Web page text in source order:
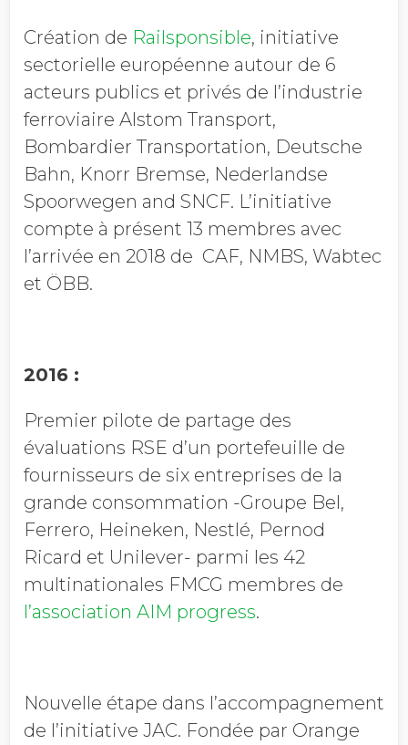
Création de Railsponsible, initiative
sectorielle européenne autour de 6
acteurs publics et privés de l’industrie
ferroviaire Alstom Transport,
Bombardier Transportation, Deutsche
Bahn, Knorr Bremse, Nederlandse
Spoorwegen and SNCF. L’initiative
compte à présent 13 membres avec
l’arrivée en 2018 de CAF, NMBS, Wabtec
et ÖBB.
2016 :
Premier pilote de partage des
évaluations RSE d’un portefeuille de
fournisseurs de six entreprises de la
grande consommation -Groupe Bel,
Ferrero, Heineken, Nestlé, Pernod
Ricard et Unilever- parmi les 42
multinationales FMCG membres de
l’association AIM progress.
Nouvelle étape dans l’accompagnement
de l’initiative JAC. Fondée par Orange